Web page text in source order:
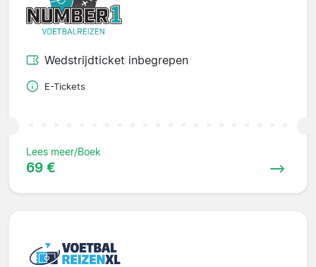
Wedstrijdticket inbegrepen
E-Tickets
Lees meer/Boek
69 €